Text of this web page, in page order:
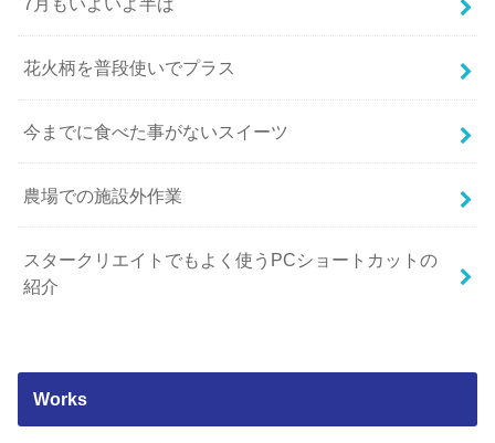
花火柄を普段使いでプラス
今までに食べた事がないスイーツ
農場での施設外作業
スタークリエイトでもよく使うPCショートカットの
紹介
Works